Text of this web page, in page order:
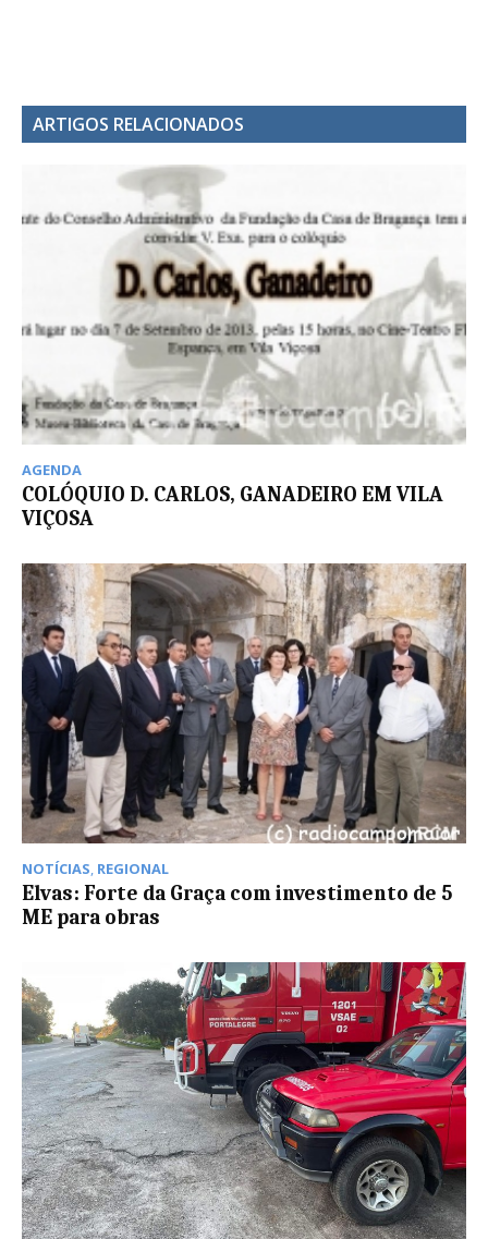
ARTIGOS RELACIONADOS
AGENDA
COLÓQUIO D. CARLOS, GANADEIRO EM VILA
VIÇOSA
NOTÍCIAS, REGIONAL
Elvas: Forte da Graça com investimento de 5
ME para obras